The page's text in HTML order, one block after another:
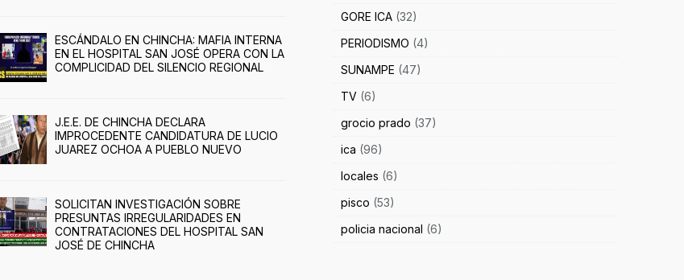
ESCÁNDALO EN CHINCHA: MAFIA INTERNA
EN EL HOSPITAL SAN JOSÉ OPERA CON LA
COMPLICIDAD DEL SILENCIO REGIONAL
J.E.E. DE CHINCHA DECLARA
IMPROCEDENTE CANDIDATURA DE LUCIO
JUAREZ OCHOA A PUEBLO NUEVO
SOLICITAN INVESTIGACIÓN SOBRE
PRESUNTAS IRREGULARIDADES EN
CONTRATACIONES DEL HOSPITAL SAN
JOSÉ DE CHINCHA
GORE ICA (32)
PERIODISMO (4)
SUNAMPE (47)
TV (6)
grocio prado (37)
ica (96)
locales (6)
pisco (53)
policia nacional (6)